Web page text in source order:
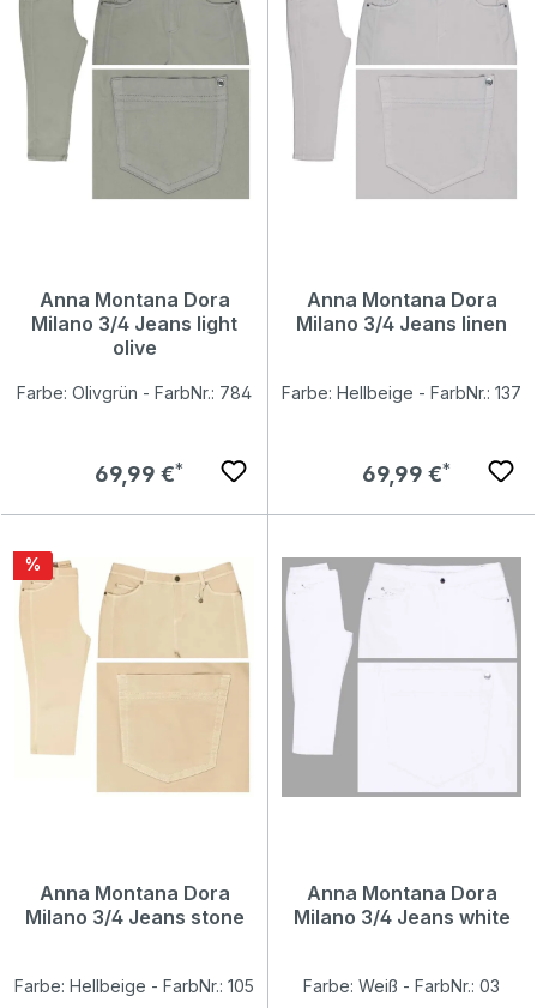
Anna Montana Dora
Milano 3/4 Jeans light
olive
Farbe: Olivgrün - FarbNr.: 784
Regulärer Preis:
69,99 €
Anna Montana Dora
Milano 3/4 Jeans linen
Farbe: Hellbeige - FarbNr.: 137
Regulärer Preis:
69,99 €
Rabatt
%
Anna Montana Dora
Milano 3/4 Jeans stone
Farbe: Hellbeige - FarbNr.: 105
Anna Montana Dora
Milano 3/4 Jeans white
Farbe: Weiß - FarbNr.: 03